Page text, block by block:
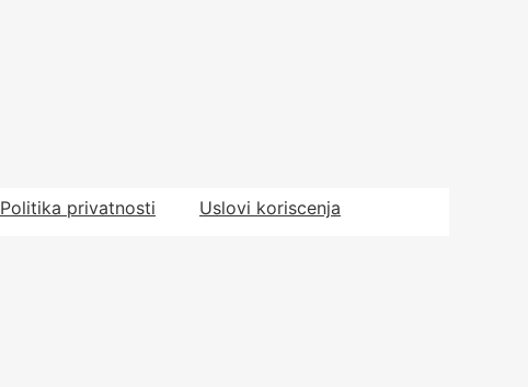
Politika privatnosti Uslovi koriscenja